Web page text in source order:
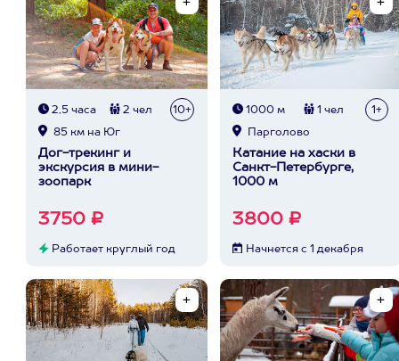
2,5 часа 2 чел 10+
85 км на Юг
Дог-трекинг и
экскурсия в мини-
зоопарк
3750 ₽
Работает круглый год
1000 м 1 чел 1+
Парголово
Катание на хаски в
Санкт-Петербурге,
1000 м
3800 ₽
Начнется с 1 декабря